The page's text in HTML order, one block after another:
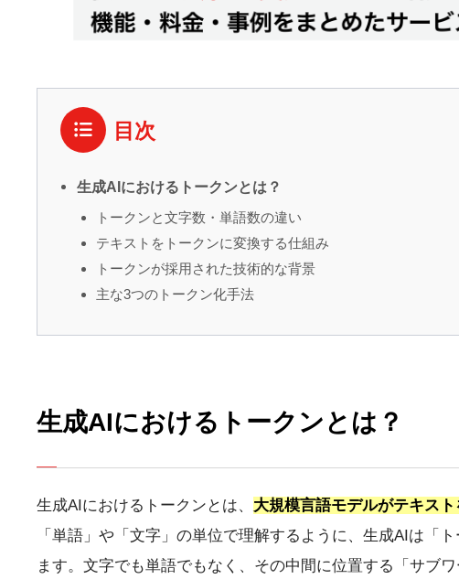
目次
生成AIにおけるトークンとは？
トークンと文字数・単語数の違い
テキストをトークンに変換する仕組み
トークンが採用された技術的な背景
主な3つのトークン化手法
生成AIにおけるトークンとは？
生成AIにおけるトークンとは、 大規模言語モデルがテキス
「単語」や「文字」の単位で理解するように、生成AIは「
ます。文字でも単語でもなく、その中間に位置する「サブ